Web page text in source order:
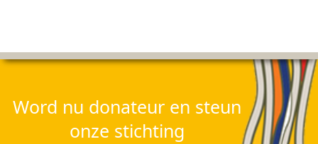
Word nu donateur en steun
onze stichting